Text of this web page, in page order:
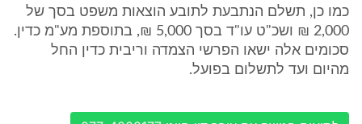
כמו כן, תשלם הנתבעת לתובע הוצאות משפט בסך של
2,000 ₪ ושכ"ט עו"ד בסך 5,000 ₪, בתוספת מע"מ כדין.
סכומים אלה ישאו הפרשי הצמדה וריבית כדין החל
מהיום ועד לתשלום בפועל.